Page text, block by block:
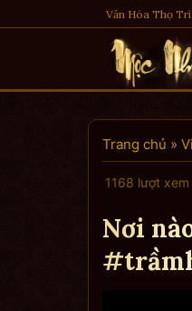
to
Văn Hóa Thọ
Trang chủ »
1168 lượt xem
Nơi